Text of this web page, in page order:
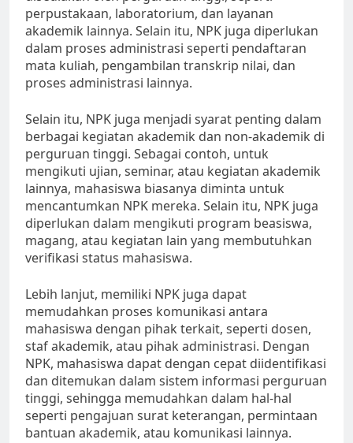
perpustakaan, laboratorium, dan layanan
akademik lainnya. Selain itu, NPK juga diperlukan
dalam proses administrasi seperti pendaftaran
mata kuliah, pengambilan transkrip nilai, dan
proses administrasi lainnya.
Selain itu, NPK juga menjadi syarat penting dalam
berbagai kegiatan akademik dan non-akademik di
perguruan tinggi. Sebagai contoh, untuk
mengikuti ujian, seminar, atau kegiatan akademik
lainnya, mahasiswa biasanya diminta untuk
mencantumkan NPK mereka. Selain itu, NPK juga
diperlukan dalam mengikuti program beasiswa,
magang, atau kegiatan lain yang membutuhkan
verifikasi status mahasiswa.
Lebih lanjut, memiliki NPK juga dapat
memudahkan proses komunikasi antara
mahasiswa dengan pihak terkait, seperti dosen,
staf akademik, atau pihak administrasi. Dengan
NPK, mahasiswa dapat dengan cepat diidentifikasi
dan ditemukan dalam sistem informasi perguruan
tinggi, sehingga memudahkan dalam hal-hal
seperti pengajuan surat keterangan, permintaan
bantuan akademik, atau komunikasi lainnya.